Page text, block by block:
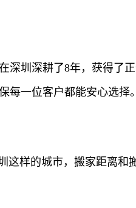
深圳深耕了8年，获得
一位客户都能安心选
这样的城市，搬家距离